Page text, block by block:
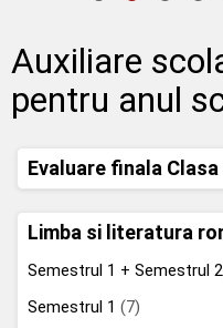
Auxiliare
pentru anul
Evaluare finala Clasa
Limba si literatura
Semestrul 1 + Semestrul 2
Semestrul 1 (7)